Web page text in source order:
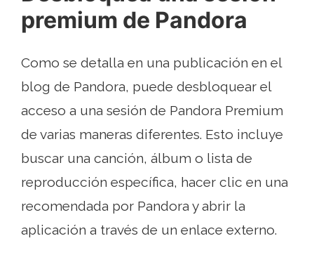
premium de Pandora
Como se detalla en una publicación en el
blog de Pandora, puede desbloquear el
acceso a una sesión de Pandora Premium
de varias maneras diferentes. Esto incluye
buscar una canción, álbum o lista de
reproducción específica, hacer clic en una
recomendada por Pandora y abrir la
aplicación a través de un enlace externo.